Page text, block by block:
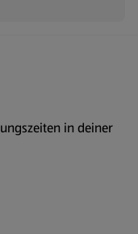
in deiner